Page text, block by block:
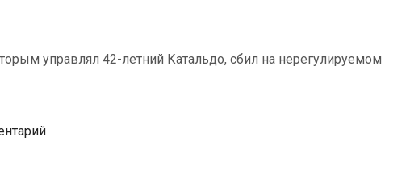
управлял 42-летний Катальдо, сбил на нерегулируемом